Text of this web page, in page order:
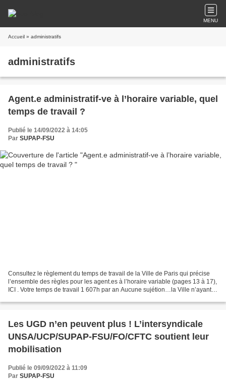
MENU
Accueil » administratifs
administratifs
Agent.e administratif-ve à l’horaire variable, quel
temps de travail ?
Publié le 14/09/2022 à 14:05
Par SUPAP-FSU
Consultez le règlement du temps de travail de la Ville de Paris qui précise
l’ensemble des règles pour les agent.es à l’horaire variable (pages 13 à 17),
ICI . Votre temps de travail 1 607h par an Aucune sujétion…la Ville n’ayant
Les UGD n’en peuvent plus ! L’intersyndicale
UNSA/UCP/SUPAP-FSU/FO/CFTC soutient leur
mobilisation
Publié le 09/09/2022 à 11:09
Par SUPAP-FSU